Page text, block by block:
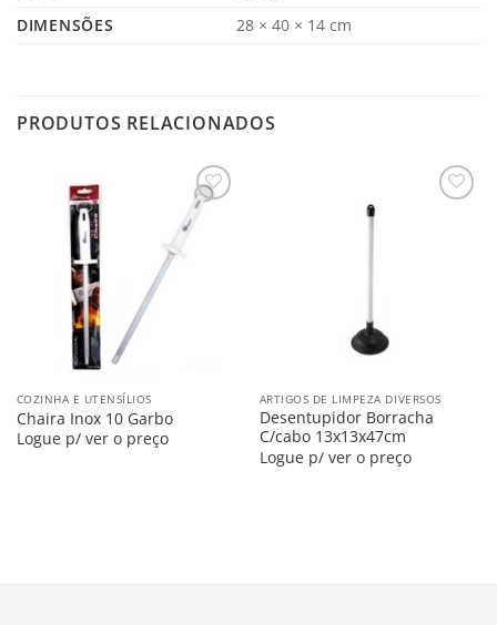
DIMENSÕES
28 × 40 × 14 cm
PRODUTOS RELACIONADOS
Salvar
COZINHA E UTENSÍLIOS
Chaira Inox 10 Garbo
Logue p/ ver o preço
ARTIGOS DE LIMPEZA DIVERSOS
Desentupidor Borracha
C/cabo 13x13x47cm
Logue p/ ver o preço